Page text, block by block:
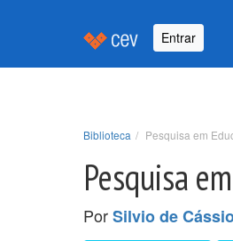
Entrar
Biblioteca Pesquisa em
Pesquisa
PorSilvio de